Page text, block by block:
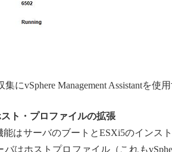
にvSphere Management Assistantを使
ト・プロファイルの拡張
はサーバのブートとESXi5のインス
バはホストプロファイル（これも